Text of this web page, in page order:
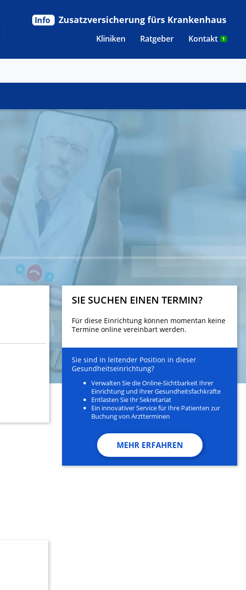
Kliniken
Ratgeber Kontakt 1
Info Zusatzversicherung fürs Krankenhaus
SIE SUCHEN EINEN TERMIN?
Für diese Einrichtung können momentan keine
Termine online vereinbart werden.
Sie sind in leitender Position in dieser
Gesundheitseinrichtung?
Verwalten Sie die Online-Sichtbarkeit Ihrer
Einrichtung und Ihrer Gesundheitsfachkräfte
Entlasten Sie Ihr Sekretariat
Ein innovativer Service für Ihre Patienten zur
Buchung von Arztterminen
MEHR ERFAHREN